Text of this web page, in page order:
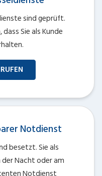
sind geprüft.
Sie als Kunde
Notdienst
besetzt. Sie als
Nacht oder am
Notdienst